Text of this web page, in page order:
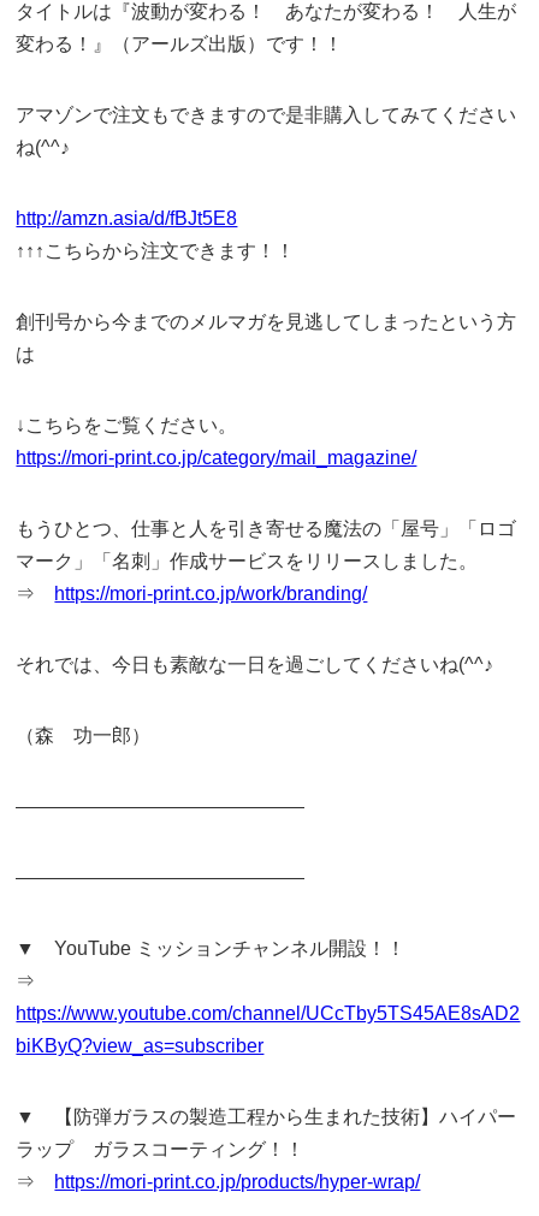
タイトルは『波動が変わる！ あなたが変わる！ 人生が
変わる！』（アールズ出版）です！！
アマゾンで注文もできますので是非購入してみてください
ね(^^♪
http://amzn.asia/d/fBJt5E8
↑↑↑こちらから注文できます！！
創刊号から今までのメルマガを見逃してしまったという方
は
↓こちらをご覧ください。
https://mori-print.co.jp/category/mail_magazine/
もうひとつ、仕事と人を引き寄せる魔法の「屋号」「ロゴ
マーク」「名刺」作成サービスをリリースしました。
⇒ https://mori-print.co.jp/work/branding/
それでは、今日も素敵な一日を過ごしてくださいね(^^♪
（森 功一郎）
———————————————
———————————————
▼ YouTube ミッションチャンネル開設！！
⇒
https://www.youtube.com/channel/UCcTby5TS45AE8sAD2
biKByQ?view_as=subscriber
▼ 【防弾ガラスの製造工程から生まれた技術】ハイパー
ラップ ガラスコーティング！！
⇒ https://mori-print.co.jp/products/hyper-wrap/